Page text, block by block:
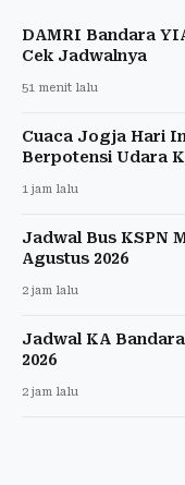
DAMRI Bandara
Cek Jadwalnya
51 menit lalu
Cuaca Jogja Hari
Berpotensi Udara
1 jam lalu
Jadwal Bus KSPN
Agustus 2026
2 jam lalu
Jadwal KA
2026
2 jam lalu